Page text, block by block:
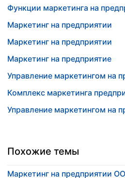
Функции маркетинга на
Маркетинг на предприятии
Маркетинг на предприятии
Маркетинг на предприятие
Управление маркетингом на
Комплекс маркетинга
Управление маркетингом на
Похожие темы
Маркетинг на предприятии